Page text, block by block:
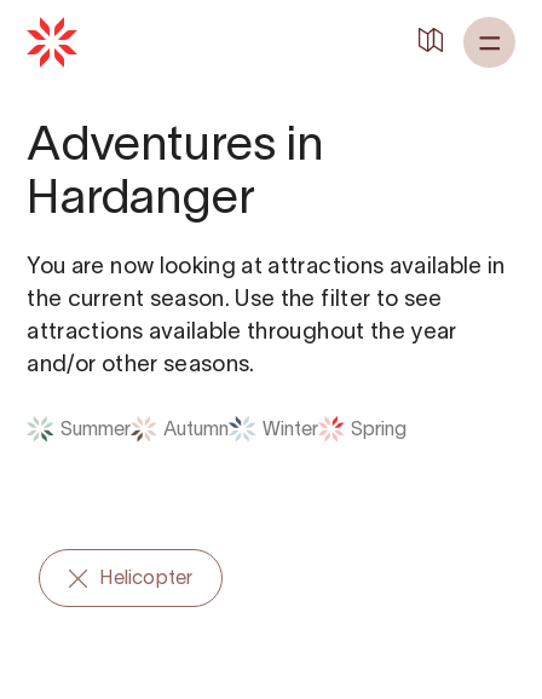
Adventures in
Hardanger
You are now looking at attractions available in
the current season. Use the filter to see
attractions available throughout the year
and/or other seasons.
Summer Autumn Winter Spring
Helicopter